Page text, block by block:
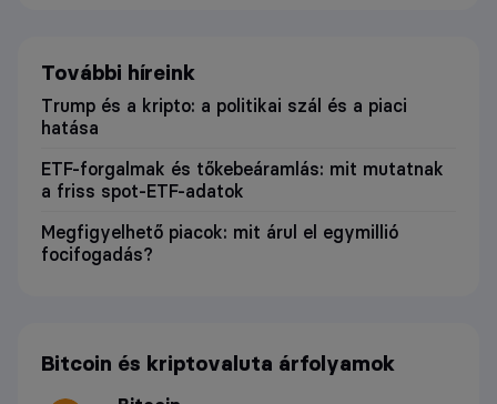
További híreink
Trump és a kripto: a politikai szál és a piaci
hatása
ETF-forgalmak és tőkebeáramlás: mit mutatnak
a friss spot-ETF-adatok
Megfigyelhető piacok: mit árul el egymillió
focifogadás?
Bitcoin és kriptovaluta árfolyamok